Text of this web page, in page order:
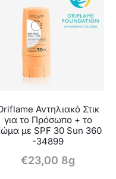
Αντηλιακό Στικ
για το Πρόσωπο + το
με SPF 30 Sun 360
-34899
€23,00 8g